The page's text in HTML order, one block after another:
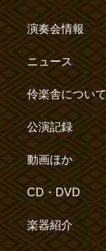
演奏会情報
ニュース
伶楽舎について
公演記録
動画ほか
CD・DVD
楽器紹介